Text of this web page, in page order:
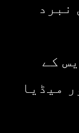
نبرد
کے
میڈیا